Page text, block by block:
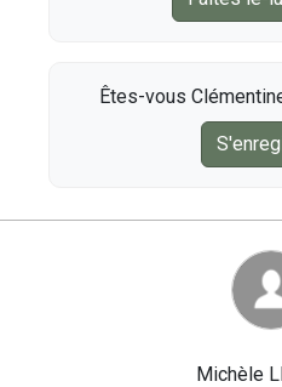
Êtes-vous
Michèle